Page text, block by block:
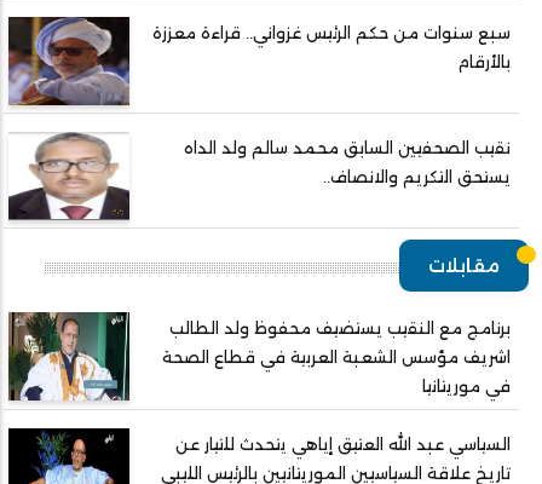
سبع سنوات من حكم الرئيس غزواني.. قراءة معززة
بالأرقام
نقيب الصحفيين السابق محمد سالم ولد الداه
يستحق التكريم والانصاف..
مقابلات
برنامج مع النقيب يستضيف محفوظ ولد الطالب
اشريف مؤسس الشعبة العربية في قطاع الصحة
في موريتانيا
السياسي عبد الله العتيق إياهي يتحدث للتيار عن
تاريخ علاقة السياسيين الموريتانيين بالرئيس الليبي